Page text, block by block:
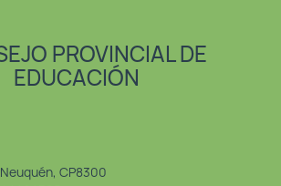
PROVINCIAL DE
EDUCACIÓN
CP8300